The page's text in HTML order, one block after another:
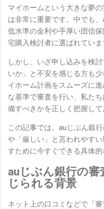
マイホームという大きな夢
は非常に重要です。中でも
低水準の金利や手厚い団信
宅購入検討者に選ばれていま
しかし、いざ申し込みを検
いか」と不安を感じる方も
イホーム計画をスムーズに
な基準で審査を行い、私た
備すべきかを正しく把握して
この記事では、auじぶん銀
や「厳しい」と言われやす
すために今すぐできる具体的
auじぶん銀行の
じられる背景
ネット上の口コミなどで「